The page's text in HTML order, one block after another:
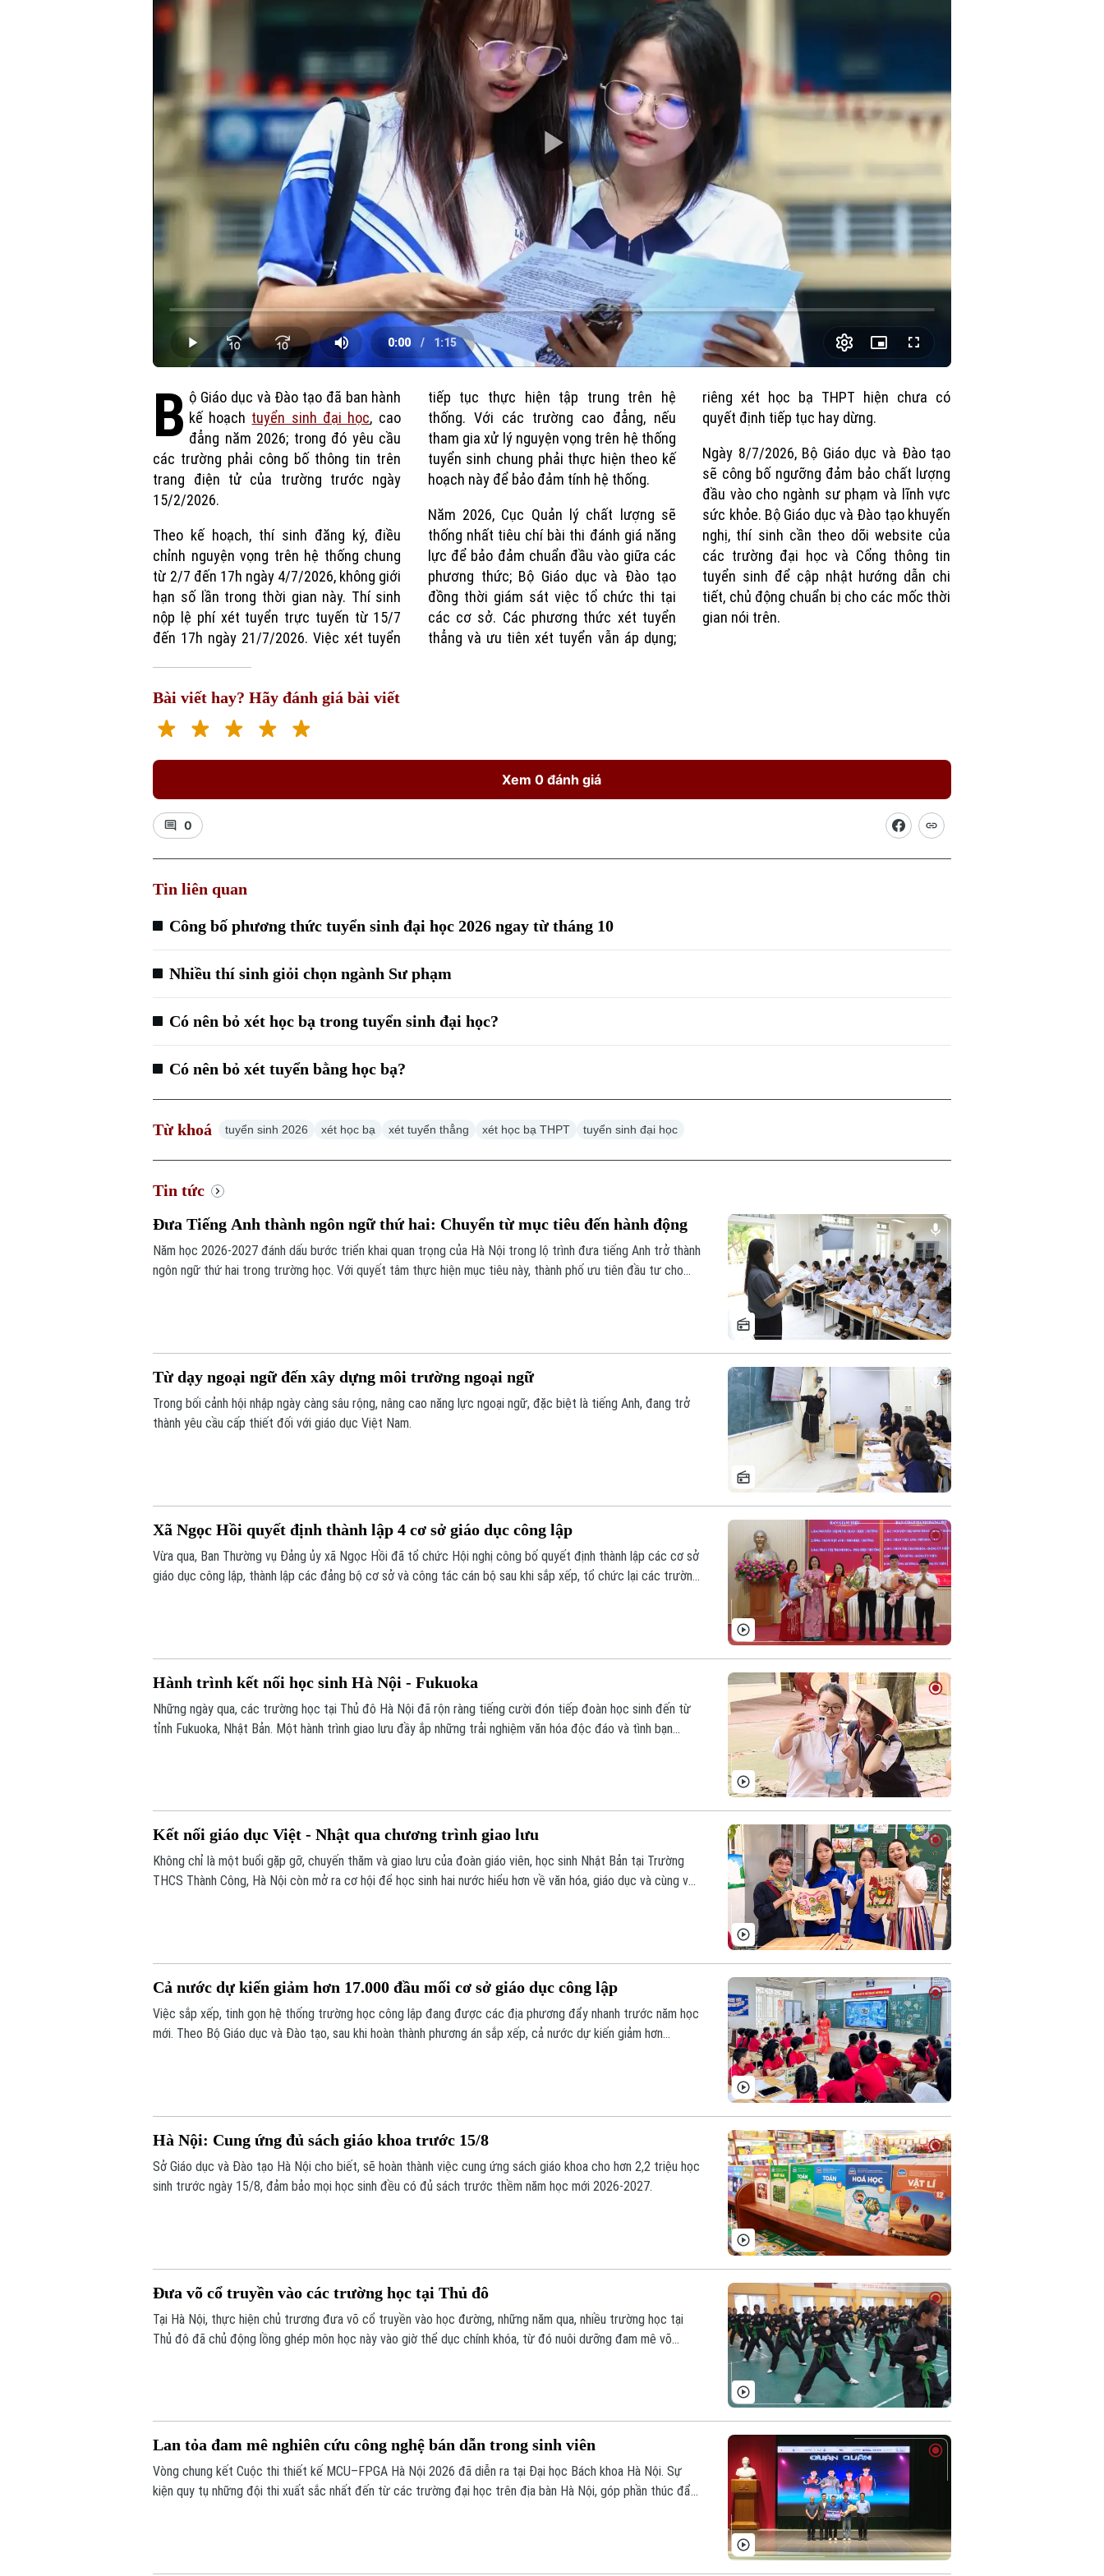
Play
Video
Loaded:
0.00%
Play Mute
Current
Time
0:00
/
Duration
1:15
Picture-
in-
Fullscreen
B ộ Giáo dục và Đào tạo đã ban hành
kế hoạch tuyển sinh đại học, cao
đẳng năm 2026; trong đó yêu cầu
các trường phải công bố thông tin trên
trang điện tử của trường trước ngày
15/2/2026.
Theo kế hoạch, thí sinh đăng ký, điều
chỉnh nguyện vọng trên hệ thống chung
từ 2/7 đến 17h ngày 4/7/2026, không giới
hạn số lần trong thời gian này. Thí sinh
nộp lệ phí xét tuyển trực tuyến từ 15/7
đến 17h ngày 21/7/2026. Việc xét tuyển
tiếp tục thực hiện tập trung trên hệ
thống. Với các trường cao đẳng, nếu
tham gia xử lý nguyện vọng trên hệ thống
tuyển sinh chung phải thực hiện theo kế
hoạch này để bảo đảm tính hệ thống.
Năm 2026, Cục Quản lý chất lượng sẽ
thống nhất tiêu chí bài thi đánh giá năng
lực để bảo đảm chuẩn đầu vào giữa các
phương thức; Bộ Giáo dục và Đào tạo
đồng thời giám sát việc tổ chức thi tại
các cơ sở. Các phương thức xét tuyển
thẳng và ưu tiên xét tuyển vẫn áp dụng;
riêng xét học bạ THPT hiện chưa có
quyết định tiếp tục hay dừng.
Ngày 8/7/2026, Bộ Giáo dục và Đào tạo
sẽ công bố ngưỡng đảm bảo chất lượng
đầu vào cho ngành sư phạm và lĩnh vực
sức khỏe. Bộ Giáo dục và Đào tạo khuyến
nghị, thí sinh cần theo dõi website của
các trường đại học và Cổng thông tin
tuyển sinh để cập nhật hướng dẫn chi
tiết, chủ động chuẩn bị cho các mốc thời
gian nói trên.
Bài viết hay? Hãy đánh giá bài viết
Xem 0 đánh giá
0
Tin liên quan
Công bố phương thức tuyển sinh đại học 2026 ngay từ tháng 10
Nhiều thí sinh giỏi chọn ngành Sư phạm
Có nên bỏ xét học bạ trong tuyển sinh đại học?
Có nên bỏ xét tuyển bằng học bạ?
Từ khoá tuyển sinh 2026 xét học bạ xét tuyển thẳng xét học bạ THPT tuyển sinh đại học
Tin tức
Đưa Tiếng Anh thành ngôn ngữ thứ hai: Chuyển từ mục tiêu đến hành động
Năm học 2026-2027 đánh dấu bước triển khai quan trọng của Hà Nội trong lộ trình đưa tiếng Anh trở thành
ngôn ngữ thứ hai trong trường học. Với quyết tâm thực hiện mục tiêu này, thành phố ưu tiên đầu tư cho
Từ dạy ngoại ngữ đến xây dựng môi trường ngoại ngữ
Trong bối cảnh hội nhập ngày càng sâu rộng, nâng cao năng lực ngoại ngữ, đặc biệt là tiếng Anh, đang trở
thành yêu cầu cấp thiết đối với giáo dục Việt Nam.
Xã Ngọc Hồi quyết định thành lập 4 cơ sở giáo dục công lập
Vừa qua, Ban Thường vụ Đảng ủy xã Ngọc Hồi đã tổ chức Hội nghị công bố quyết định thành lập các cơ sở
giáo dục công lập, thành lập các đảng bộ cơ sở và công tác cán bộ sau khi sắp xếp, tổ chức lại các trường
Hành trình kết nối học sinh Hà Nội - Fukuoka
Những ngày qua, các trường học tại Thủ đô Hà Nội đã rộn ràng tiếng cười đón tiếp đoàn học sinh đến từ
tỉnh Fukuoka, Nhật Bản. Một hành trình giao lưu đầy ắp những trải nghiệm văn hóa độc đáo và tình bạn
Kết nối giáo dục Việt - Nhật qua chương trình giao lưu
Không chỉ là một buổi gặp gỡ, chuyến thăm và giao lưu của đoàn giáo viên, học sinh Nhật Bản tại Trường
THCS Thành Công, Hà Nội còn mở ra cơ hội để học sinh hai nước hiểu hơn về văn hóa, giáo dục và cùng vun
Cả nước dự kiến giảm hơn 17.000 đầu mối cơ sở giáo dục công lập
Việc sắp xếp, tinh gọn hệ thống trường học công lập đang được các địa phương đẩy nhanh trước năm học
mới. Theo Bộ Giáo dục và Đào tạo, sau khi hoàn thành phương án sắp xếp, cả nước dự kiến giảm hơn
Hà Nội: Cung ứng đủ sách giáo khoa trước 15/8
Sở Giáo dục và Đào tạo Hà Nội cho biết, sẽ hoàn thành việc cung ứng sách giáo khoa cho hơn 2,2 triệu học
sinh trước ngày 15/8, đảm bảo mọi học sinh đều có đủ sách trước thềm năm học mới 2026-2027.
Đưa võ cổ truyền vào các trường học tại Thủ đô
Tại Hà Nội, thực hiện chủ trương đưa võ cổ truyền vào học đường, những năm qua, nhiều trường học tại
Thủ đô đã chủ động lồng ghép môn học này vào giờ thể dục chính khóa, từ đó nuôi dưỡng đam mê võ
Lan tỏa đam mê nghiên cứu công nghệ bán dẫn trong sinh viên
Vòng chung kết Cuộc thi thiết kế MCU–FPGA Hà Nội 2026 đã diễn ra tại Đại học Bách khoa Hà Nội. Sự
kiện quy tụ những đội thi xuất sắc nhất đến từ các trường đại học trên địa bàn Hà Nội, góp phần thúc đẩy